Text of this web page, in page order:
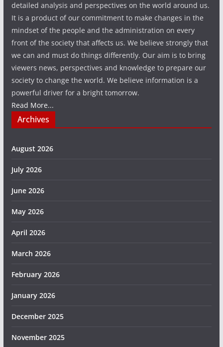
detailed analysis and perspectives on the world around us.
It is a product of our commitment to make changes in the
mindset of the people and the administration on every
front of the society that affects us. We believe strongly that
we can and must do things differently. Our aim is to bring
viewers news, perspectives and knowledge to prepare our
society to change the world. We believe information is a
powerful driver for a bright tomorrow.
Read More...
Archives
August 2026
July 2026
June 2026
May 2026
April 2026
March 2026
February 2026
January 2026
December 2025
November 2025